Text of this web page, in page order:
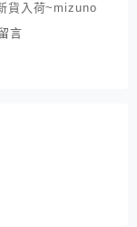
貨入荷~mizuno
言